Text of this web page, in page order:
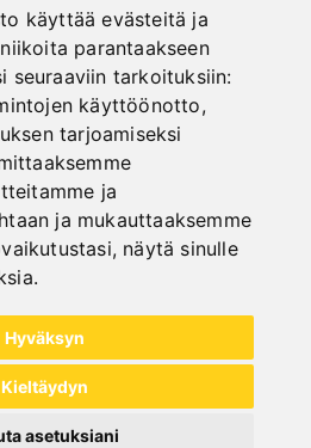
käyttää evästeitä ja
parantaakseen
seuraaviin tarkoituksiin:
käyttöönotto,
tarjoamiseksi
ja
ja mukauttaaksemme
, näytä sinulle
.
Hyväksyn
Kieltäydyn
asetuksiani
In Stock
in 2-3 business days